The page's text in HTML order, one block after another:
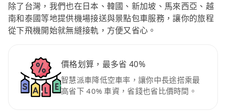
除了台灣，我們也在日本、韓國、新加坡、馬來西亞、越
南和泰國等地提供機場接送與景點包車服務，讓你的旅程
從下飛機開始就無縫接軌，方便又省心。
價格划算，最多省 40%
智慧派車降低空車率，讓你中長途搭乘最
高省下 40% 車資，省錢也省比價時間。